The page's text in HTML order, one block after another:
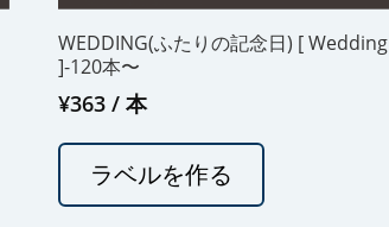
WEDDING(ふたりの記念日) [ Wedding
]-120本〜
¥363 / 本
ラベルを作る